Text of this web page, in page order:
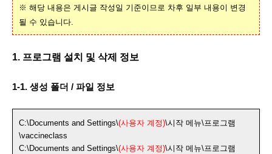
※ 해당 내용은 게시글 작성일 기준이므로 차후 일부 내용이 변경
될 수 있습니다.
1. 프로그램 설치 및 삭제 정보
1-1. 생성 폴더 / 파일 정보
C:\Documents and Settings\(사용자 계정)\시작 메뉴\프로그램
\vaccineclass
C:\Documents and Settings\(사용자 계정)\시작 메뉴\프로그램